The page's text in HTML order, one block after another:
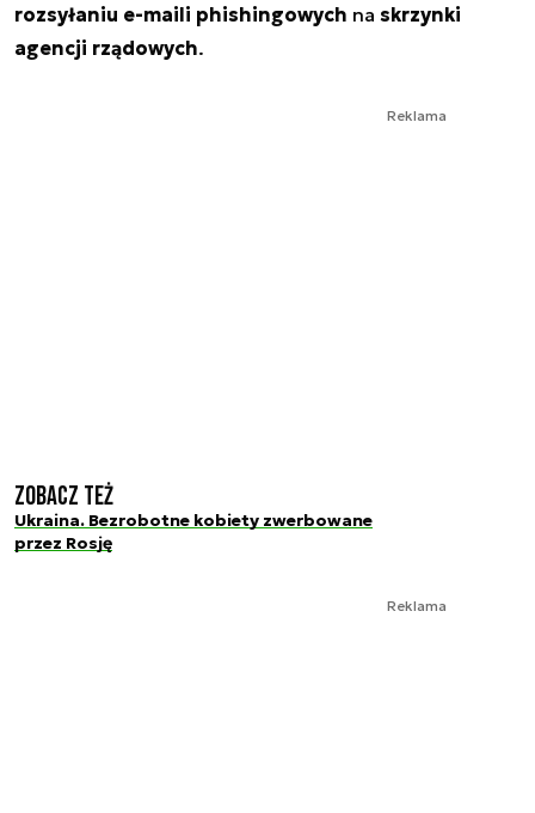
rozsyłaniu e-maili phishingowych na skrzynki
agencji rządowych.
Reklama
Zobacz też
Ukraina. Bezrobotne kobiety zwerbowane
przez Rosję
Reklama